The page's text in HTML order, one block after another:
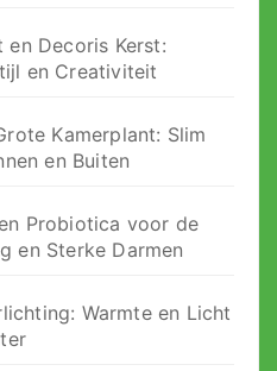
en Decoris Kerst:
en Creativiteit
Kamerplant: Slim
en Buiten
Probiotica voor de
en Sterke Darmen
Warmte en Licht